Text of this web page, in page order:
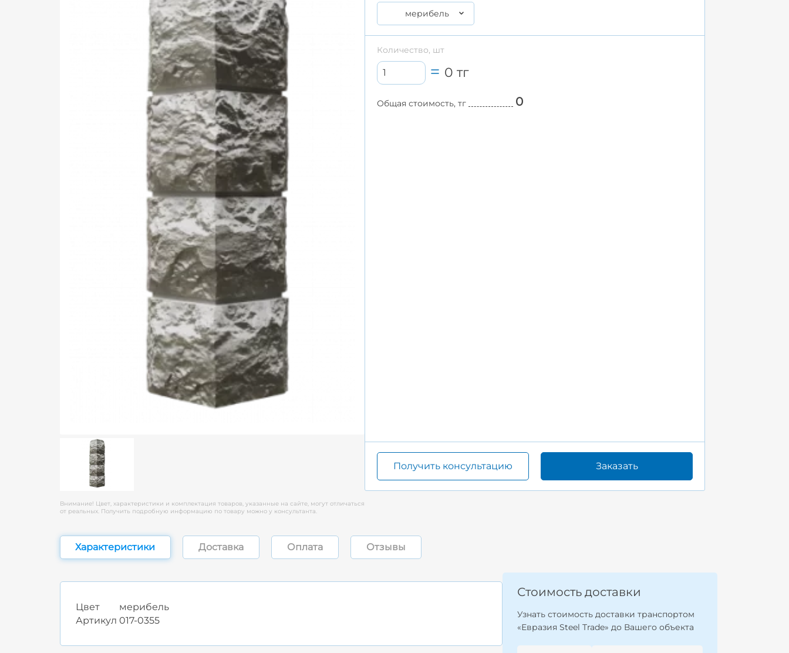
Внимание! Цвет, характеристики и комплектация товаров, указанные на сайте, могут отличаться
от реальных. Получить подробную информацию по товару можно у консультанта.
мерибель
Количество, шт
0 тг
Общая стоимость, тг 0
Получить консультацию Заказать
Характеристики Доставка Оплата Отзывы
Цвет
мерибель
Артикул 017-0355
Стоимость доставки
Узнать стоимость доставки транспортом
«Евразия Steel Trade» до Вашего объекта